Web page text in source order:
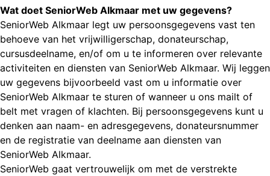
Wat doet SeniorWeb Alkmaar met uw gegevens?
SeniorWeb Alkmaar legt uw persoonsgegevens vast ten
behoeve van het vrijwilligerschap, donateurschap,
cursusdeelname, en/of om u te informeren over relevante
activiteiten en diensten van SeniorWeb Alkmaar. Wij leggen
uw gegevens bijvoorbeeld vast om u informatie over
SeniorWeb Alkmaar te sturen of wanneer u ons mailt of
belt met vragen of klachten. Bij persoonsgegevens kunt u
denken aan naam- en adresgegevens, donateursnummer
en de registratie van deelname aan diensten van
SeniorWeb Alkmaar.
SeniorWeb gaat vertrouwelijk om met de verstrekte